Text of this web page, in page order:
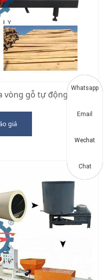
vòng gỗ tự động
giá
Whatsapp
Email
Wechat
Chat